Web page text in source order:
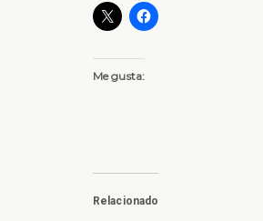
Me gusta:
Relacionado